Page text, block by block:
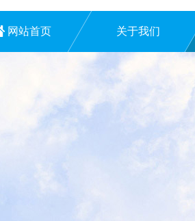
网站首页 关于我们